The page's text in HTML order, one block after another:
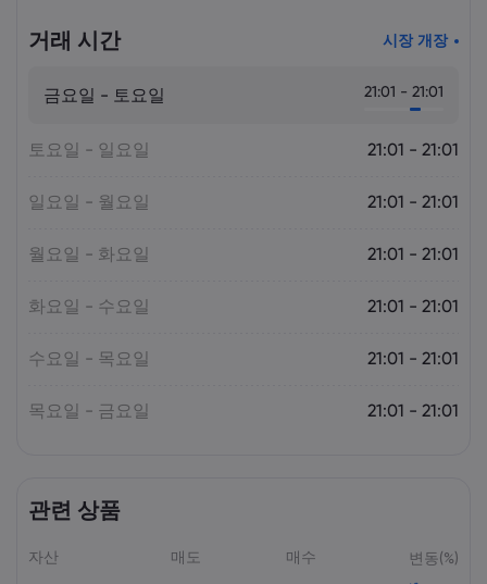
23,500 부근에서 고전하는 이유 |
거래 시간 시장 개장
금요일 - 토요일 21:01 - 21:01
토요일 - 일요일 21:01 - 21:01
일요일 - 월요일 21:01 - 21:01
월요일 - 화요일 21:01 - 21:01
화요일 - 수요일 21:01 - 21:01
수요일 - 목요일 21:01 - 21:01
목요일 - 금요일 21:01 - 21:01
관련 상품
자산 매도 매수 변동(%)